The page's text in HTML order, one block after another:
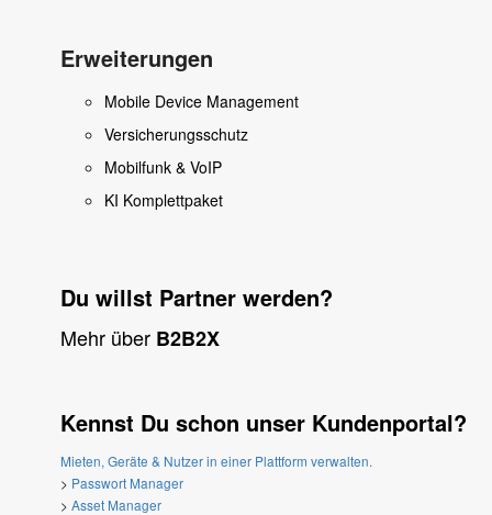
Erweiterungen
Mobile Device Management
Versicherungsschutz
Mobilfunk & VoIP
KI Komplettpaket
Du willst Partner werden?
Mehr über B2B2X
Kennst Du schon unser Kundenportal?
Mieten, Geräte & Nutzer in einer Plattform verwalten.
> Passwort Manager
> Asset Manager